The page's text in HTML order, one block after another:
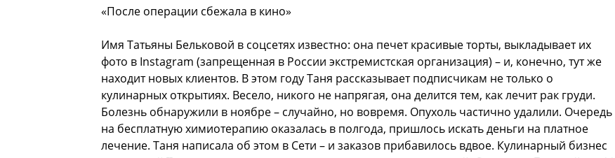
«После операции сбежала в кино»
Имя Татьяны Бельковой в соцсетях известно: она печет красивые торты, выкладывает их
фото в Instagram (запрещенная в России экстремистская организация) – и, конечно, тут же
находит новых клиентов. В этом году Таня рассказывает подписчикам не только о
кулинарных открытиях. Весело, никого не напрягая, она делится тем, как лечит рак груди.
Болезнь обнаружили в ноябре – случайно, но вовремя. Опухоль частично удалили. Очередь
на бесплатную химиотерапию оказалась в полгода, пришлось искать деньги на платное
лечение. Таня написала об этом в Сети – и заказов прибавилось вдвое. Кулинарный бизнес